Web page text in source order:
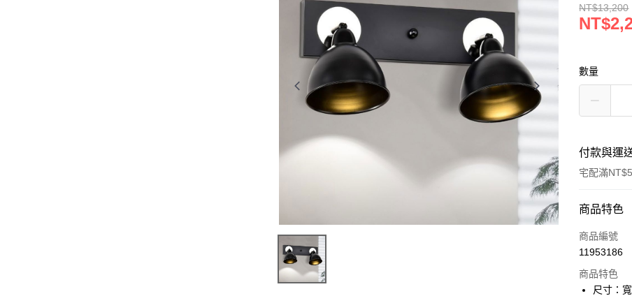
NT$13,200
數量
付款與運
宅配滿
付款方式
信用卡一次
Apple Pay
商品特色
商品編號
11953186
商品特色
尺寸：